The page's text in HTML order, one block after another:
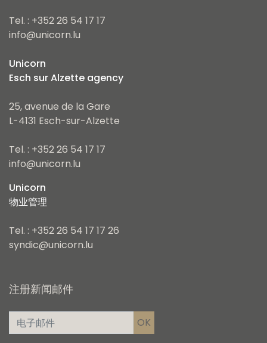
Tel. : +352 26 54 17 17
info@unicorn.lu
Unicorn
Esch sur Alzette agency
25, avenue de la Gare
L-4131 Esch-sur-Alzette
Tel. : +352 26 54 17 17
info@unicorn.lu
Unicorn
物业管理
Tel. : +352 26 54 17 17 26
syndic@unicorn.lu
注册新闻邮件